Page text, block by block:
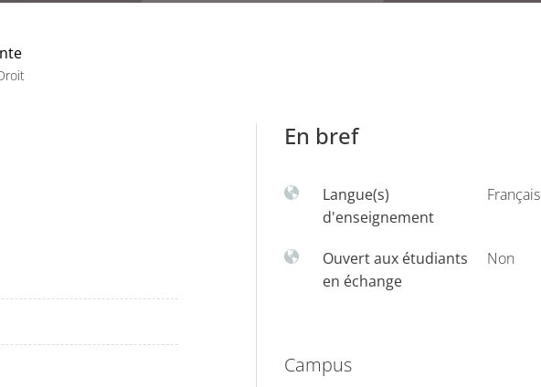
En bref
Langue(s)
d'enseignement
Français
Ouvert aux étudiants
en échange
Non
Campus